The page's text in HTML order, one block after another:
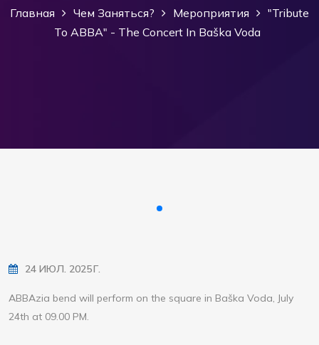
Главная Чем Заняться? Мероприятия
"Tribute
To ABBA" - The Concert In Baška Voda
24 ИЮЛ. 2025 Г.
ABBAzia bend will perform on the square in Baška Voda, July
24th at 09.00 PM.